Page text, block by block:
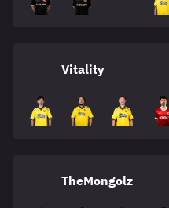
Vitality
TheMongolz